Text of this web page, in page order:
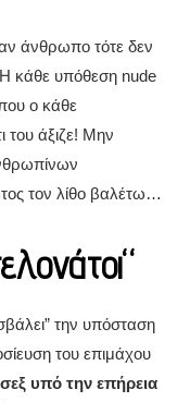
άνθρωπο τότε δεν
Η κάθε υπόθεση nude
ο κάθε
του άξιζε! Μην
τον λίθο βαλέτω…
“
την υπόσταση
του επιμάχου
υπό την επήρεια